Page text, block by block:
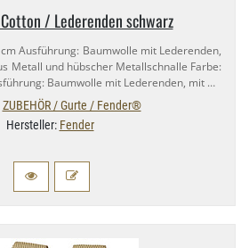
/ Lederenden schwarz
Ausführung: Baumwolle mit Lederenden,
Metall und hübscher Metallschnalle Farbe:
Baumwolle mit Lederenden, mit …
ZUBEHÖR / Gurte / Fender®
Hersteller: Fender